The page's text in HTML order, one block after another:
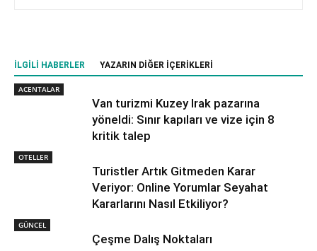
İLGILI HABERLER YAZARIN DIĞER İÇERIKLERI
ACENTALAR
Van turizmi Kuzey Irak pazarına
yöneldi: Sınır kapıları ve vize için 8
kritik talep
OTELLER
Turistler Artık Gitmeden Karar
Veriyor: Online Yorumlar Seyahat
Kararlarını Nasıl Etkiliyor?
GÜNCEL
Çeşme Dalış Noktaları